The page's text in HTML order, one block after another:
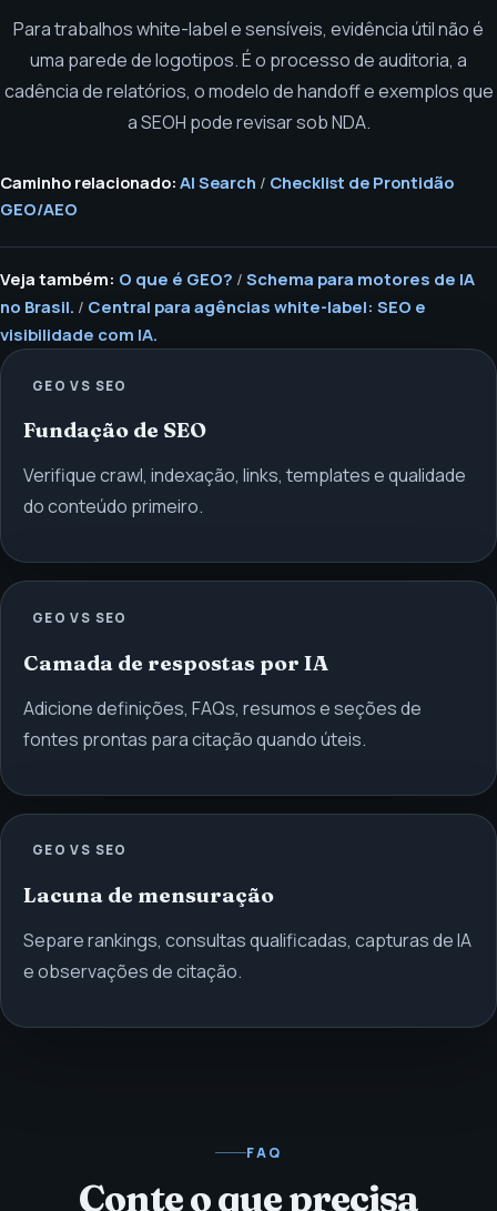
Para trabalhos white-label e sensíveis, evidência útil não é
uma parede de logotipos. É o processo de auditoria, a
cadência de relatórios, o modelo de handoff e exemplos que
a SEOH pode revisar sob NDA.
Caminho relacionado: AI Search / Checklist de Prontidão
GEO/AEO
Veja também: O que é GEO? / Schema para motores de IA
no Brasil. / Central para agências white-label: SEO e
visibilidade com IA.
GEO VS SEO
Fundação de SEO
Verifique crawl, indexação, links, templates e qualidade
do conteúdo primeiro.
GEO VS SEO
Camada de respostas por IA
Adicione definições, FAQs, resumos e seções de
fontes prontas para citação quando úteis.
GEO VS SEO
Lacuna de mensuração
Separe rankings, consultas qualificadas, capturas de IA
e observações de citação.
FAQ
Conte o que precisa